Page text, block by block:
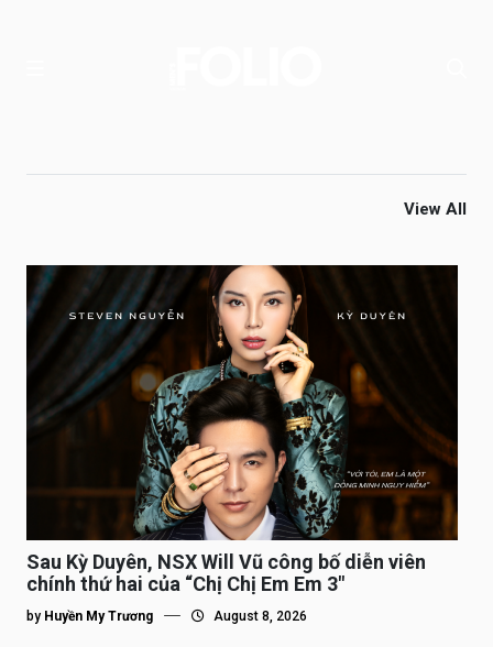
View All
Sau Kỳ Duyên, NSX Will Vũ công bố diễn viên
chính thứ hai của “Chị Chị Em Em 3″
by Huyền My Trương August 8, 2026